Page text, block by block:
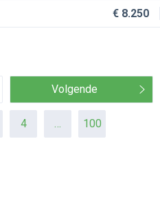
€ 8.250
4 … 100
Volgende